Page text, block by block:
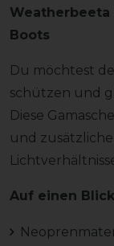
Weatherbeeta
Boots
Du möchtest
schützen und
Diese
und
Auf einen Blick